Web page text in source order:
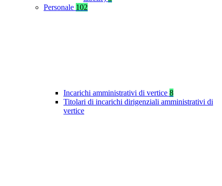
Personale 102
Incarichi amministrativi di vertice 8
Titolari di incarichi dirigenziali amministrativi di
vertice